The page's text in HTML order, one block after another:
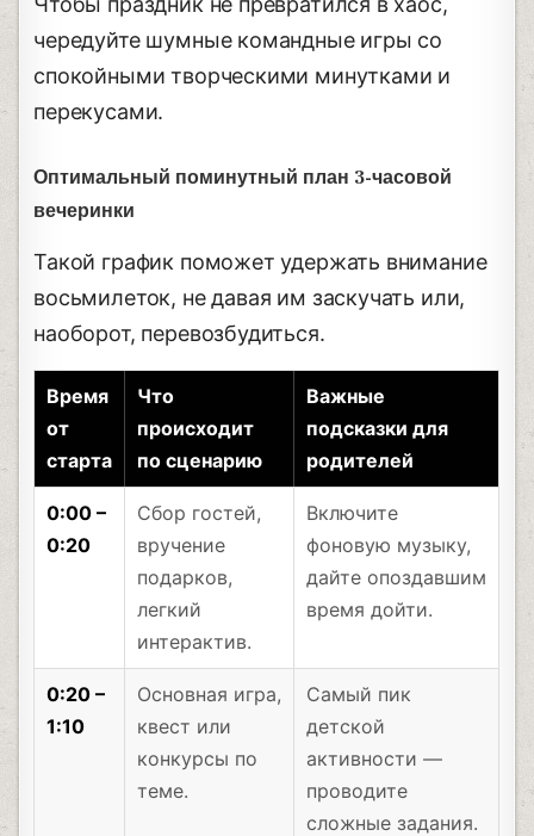
чередуйте шумные командные игры со
спокойными творческими минутками и
перекусами.
Оптимальный поминутный план 3-часовой
вечеринки
Такой график поможет удержать внимание
восьмилеток, не давая им заскучать или,
наоборот, перевозбудиться.
Время
от
старта
Что
происходит
по сценарию
Важные
подсказки для
родителей
0:00 –
0:20
Сбор гостей,
вручение
подарков,
легкий
интерактив.
Включите
фоновую музыку,
дайте опоздавшим
время дойти.
0:20 –
1:10
Основная игра,
квест или
конкурсы по
теме.
Самый пик
детской
активности —
проводите
сложные задания.